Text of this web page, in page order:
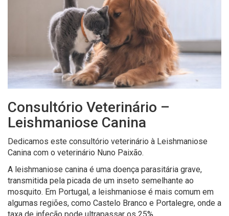
Consultório Veterinário –
Leishmaniose Canina
Dedicamos este consultório veterinário à Leishmaniose
Canina com o veterinário Nuno Paixão.
A leishmaniose canina é uma doença parasitária grave,
transmitida pela picada de um inseto semelhante ao
mosquito. Em Portugal, a leishmaniose é mais comum em
algumas regiões, como Castelo Branco e Portalegre, onde a